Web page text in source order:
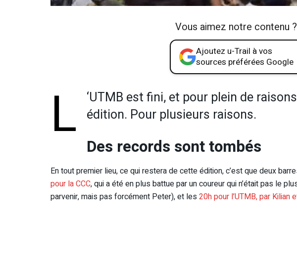
Vous aimez notre contenu ?
Ajoutez u-Trail à vos
sources préférées Google
L
‘UTMB est fini, et pour plein de
édition. Pour plusieurs raisons.
Des records sont tombés
En tout premier lieu, ce qui restera de cette édition, c’est que deux
pour la CCC, qui a été en plus battue par un coureur qui n’était pas le
parvenir, mais pas forcément Peter), et les20h pour l’UTMB, par Kilian